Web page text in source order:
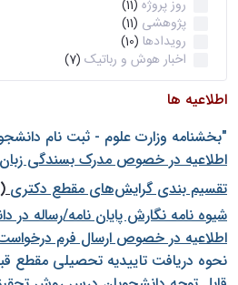
روز پروژه (11)
پژوهشی (11)
رویدادها (10)
اخبار هوش و رباتیک (7)
اطلاعیه ها
"بخشنامه وزارت علوم - ثبت نام
اطلاعیه در خصوص مدرک بسندگی زبان
تقسیم بندی گرایش‌های مقطع دکتری(31 فروردین 1404)
شيوه نامه نگارش پايان نامه/رساله در
اطلاعیه در خصوص ارسال فرم
نحوه دریافت تاییدیه تحصیلی